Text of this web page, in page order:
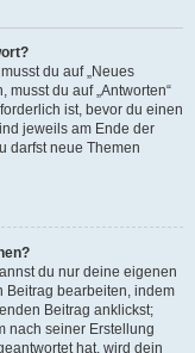
du auf „Neues
musst du auf „Antworten“
ist, bevor du einen
jeweils am Ende der
darfst neue Themen
du nur deine eigenen
Beitrag bearbeiten, indem
Beitrag anklickst;
nach seiner Erstellung
hat, wird dein